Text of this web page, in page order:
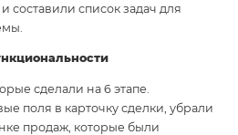
составили список задач для
сделали на 6 этапе.
поля в карточку сделки, убрали
продаж, которые были